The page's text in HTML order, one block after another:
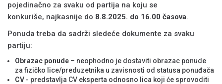
pojedinačno za svaku od partija na koju se
konkuriše, najkasnije do 8.8.2025. do 16.00 časova.
Ponuda treba da sadrži sledeće dokumente za svaku
partiju:
Obrazac ponude – neophodno je dostaviti obrazac ponude
za fizičko lice/preduzetnika u zavisnosti od statusa ponuđača
CV - predstavlja CV eksperta odnosno lica koji će sprovoditi